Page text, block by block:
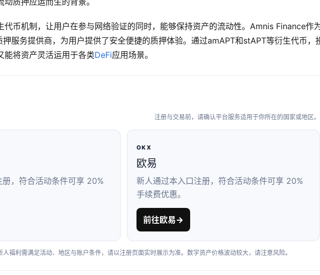
代币机制，让用户在参与网络验证的同时，能够保持资产的流动性。Amnis Finance作
服务提供商，为用户提供了安全便捷的质押体验。通过amAPT和stAPT等衍生代币，
能将资产灵活运用于各类DeFi应用场景。
注册与交易前，请确认平台服务适用于你所在的国家或地区。
，符合活动条件可享 20%
OKX
欧易
新人通过本入口注册，符合活动条件可享 20%
手续费优惠。
前往欧易→
福利需满足活动、地区与账户条件，请以注册页面实时展示为准。数字资产价格波动较大，请注意风险。